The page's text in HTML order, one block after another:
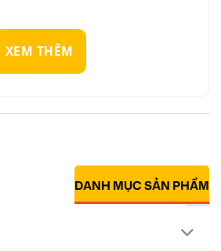
XEM THÊM
DANH MỤC SẢN PHẨM